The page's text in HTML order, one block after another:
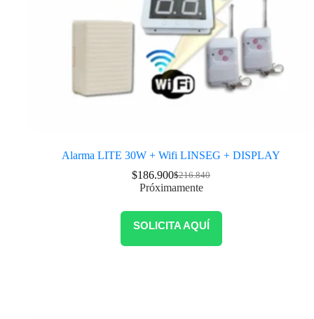
Alarma LITE 30W + Wifi LINSEG + DISPLAY
$216.840
$186.900
Próximamente
SOLICITA AQUÍ